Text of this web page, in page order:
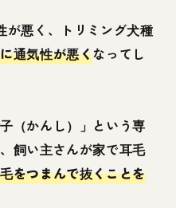
が悪く、トリミング犬種
通気性が悪くなってし
（かんし）」という専
飼い主さんが家で耳毛
をつまんで抜くことを